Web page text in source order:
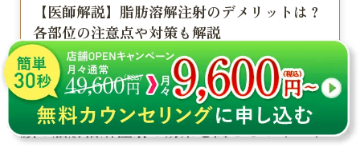
【医師解説】脂肪溶解注射のデメリットは？
各部位の注意点や対策も解説
詳しく見る
顔の脂肪溶解注射の効果を高めるポイント